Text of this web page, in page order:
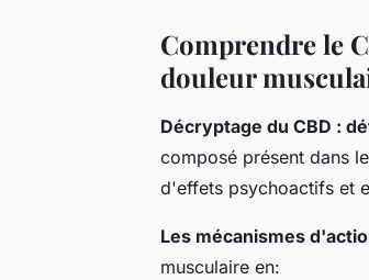
Comprendre le
douleur
Décryptage du CBD :
composé présent dans
d'effets psychoactifs et
Les mécanismes
musculaire en: